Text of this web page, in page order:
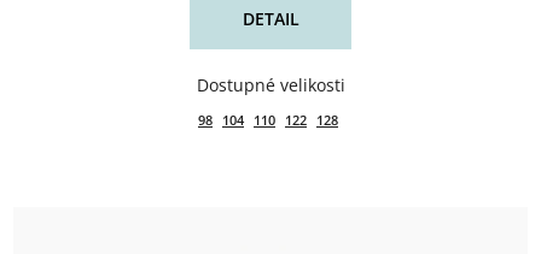
DETAIL
98 104 110 122 128